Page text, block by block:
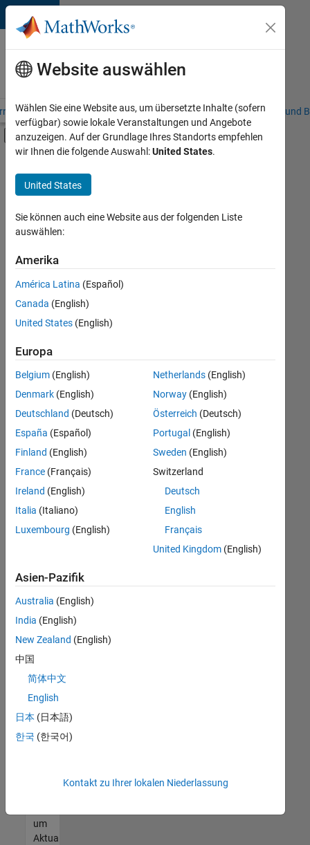
Weiter zum Inhalt
Karriere
bei
MathWorks
– Übersicht Stellensuche Niederlassungen Studierende und
Umschaltung für Off-Canvas-
Hauptinhalt
Information Technology
Sales Operations
Marketing Communications
Marketing Services
Business Model Team
+4
Derzeit
es
keine
offenen
Stellen,
Ihren
Suchkriterien
entsprechen.
können
die
Suchkriterien
weiter
fassen
oder
alle
Stellenangebote
anzeigen .
noch
keine
offenen
Stellen
können,
die
Ihren
entsprechen,
werden
unseres
um
Aktualisierungen
Website auswählen
Wählen Sie eine Website aus, um übersetzte Inhalte (sofern
verfügbar) sowie lokale Veranstaltungen und Angebote
anzuzeigen. Auf der Grundlage Ihres Standorts empfehlen
wir Ihnen die folgende Auswahl:United States.
United States
Sie können auch eine Website aus der folgenden Liste
auswählen:
Amerika
América Latina (Español)
Canada (English)
United States (English)
Europa
Belgium (English)
Denmark (English)
Deutschland (Deutsch)
España (Español)
Finland (English)
France (Français)
Ireland (English)
Italia (Italiano)
Luxembourg (English)
Netherlands(English)
Norway(English)
Österreich (Deutsch)
Portugal (English)
Sweden (English)
Switzerland
Deutsch
English
Français
United Kingdom(English)
Asien-Pazifik
Australia (English)
India (English)
New Zealand (English)
中国
简体中文
English
日本 (日本語)
한국 (한국어)
Kontakt zu Ihrer lokalen Niederlassung